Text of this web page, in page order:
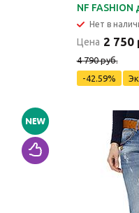
NF
Нет в
Цена 2 750
4 790 руб.
-42.59%